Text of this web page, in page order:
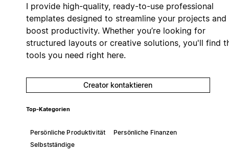
I provide high-quality, ready-to-use professional
templates designed to streamline your projects and
boost productivity. Whether you’re looking for
structured layouts or creative solutions, you'll find
tools you need right here.
Creator kontaktieren
Top-Kategorien
Persönliche Produktivität
Persönliche Finanzen
Selbstständige